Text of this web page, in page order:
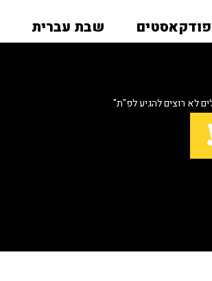
פודקאסטים שבת עברית
לא רוצים להגיע לפ"ת"